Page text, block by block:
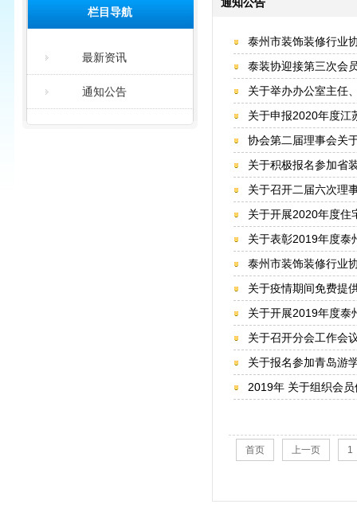
栏目导航
最新资讯
通知公告
通知公告
泰州市装饰装修行业
泰装协迎接第三次会
关于举办办公室主任
关于申报2020年度江
协会第二届理事会关
关于积极报名参加省
关于召开二届六次理
关于开展2020年度住
关于表彰2019年度泰
泰州市装饰装修行业
关于疫情期间免费提
关于开展2019年度泰
关于召开分会工作会
关于报名参加青岛游
2019年 关于组织会
首页 上一页 1